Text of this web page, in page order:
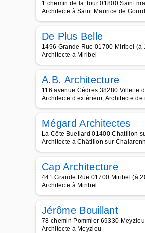
1 chemin de la Tour 01800 Saint
Architecte à Saint Maurice de
De Plus Belle
1496 Grande Rue 01700 Miribel (à
Architecte à Miribel
A.B. Architecture
116 avenue Cèdres 38280 Villette
Architecte d extérieur, Architecte
Mégard Architectes
La Côte Buellard 01400 Chatillon
Architecte à Châtillon sur
Cap Architecture
441 Grande Rue 01700 Miribel (à
Architecte à Miribel
Jérôme Bouillant
78 chemin Pommier 69330
Architecte à Meyzieu